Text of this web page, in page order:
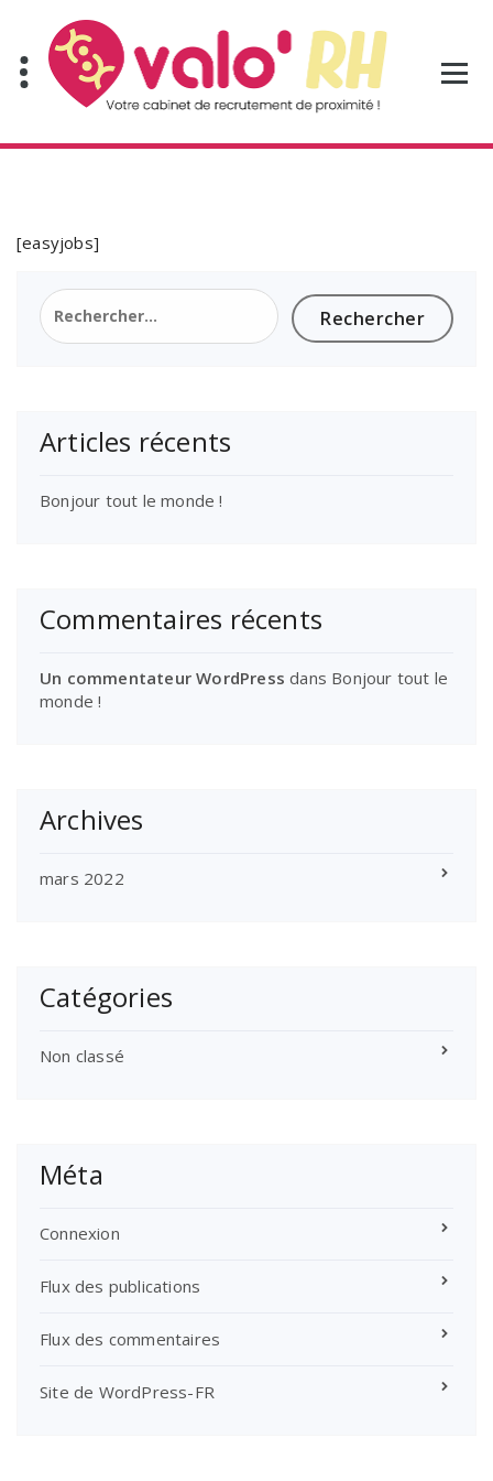
contenu
[easyjobs]
Rechercher :
Articles récents
Bonjour tout le monde !
Commentaires récents
Un commentateur WordPress dans Bonjour tout le
monde !
Archives
mars 2022
Catégories
Non classé
Méta
Connexion
Flux des publications
Flux des commentaires
Site de WordPress-FR